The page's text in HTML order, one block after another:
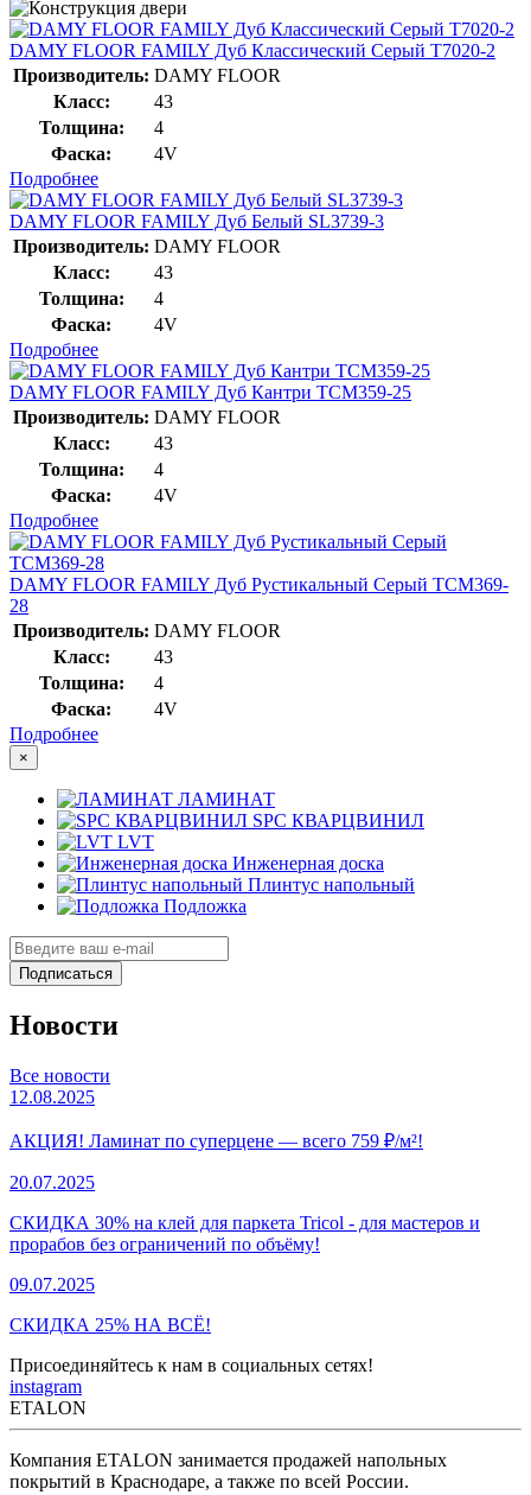
DAMY FLOOR FAMILY Дуб Классический Серый T7020-2
Производитель: DAMY FLOOR
Класс:
43
Толщина:
4
Фаска:
4V
Подробнее
DAMY FLOOR FAMILY Дуб Белый SL3739-3
Производитель: DAMY FLOOR
Класс:
43
Толщина:
4
Фаска:
4V
Подробнее
DAMY FLOOR FAMILY Дуб Кантри TCM359-25
Производитель: DAMY FLOOR
Класс:
43
Толщина:
4
Фаска:
4V
Подробнее
DAMY FLOOR FAMILY Дуб Рустикальный Серый TCM369-
28
Производитель: DAMY FLOOR
Класс:
43
Толщина:
4
Фаска:
4V
Подробнее
×
ЛАМИНАТ
SPC КВАРЦВИНИЛ
LVT
Инженерная доска
Плинтус напольный
Подложка
Подписаться
Новости
Все новости
12.08.2025
АКЦИЯ! Ламинат по суперцене — всего 759 ₽/м²!
20.07.2025
СКИДКА 30% на клей для паркета Tricol - для мастеров и
прорабов без ограничений по объёму!
09.07.2025
СКИДКА 25% НА ВСЁ!
Присоединяйтесь к нам в социальных сетях!
instagram
ETALON
Компания ETALON занимается продажей напольных
покрытий в Краснодаре, а также по всей России.